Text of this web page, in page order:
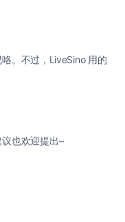
。不过，LiveSino 用的
也欢迎提出~